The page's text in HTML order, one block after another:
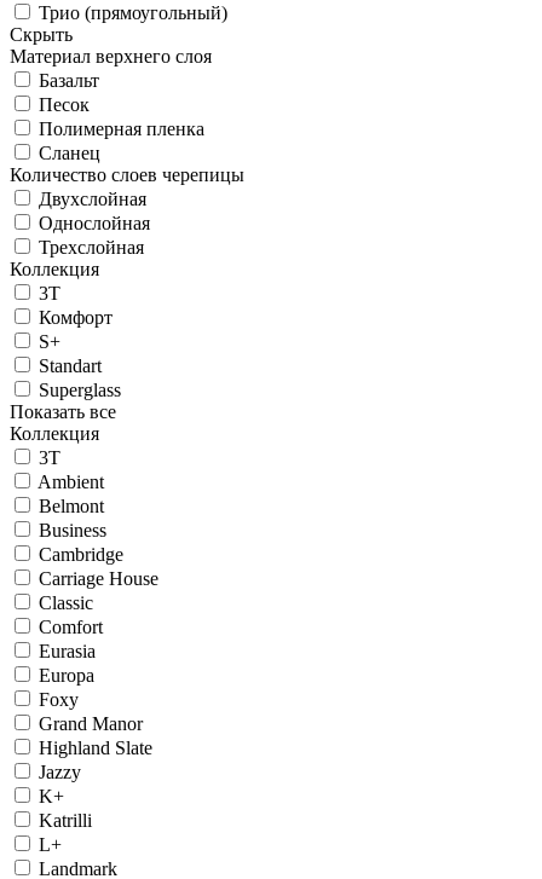
Трио (прямоугольный)
Скрыть
Материал верхнего слоя
Базальт
Песок
Полимерная пленка
Сланец
Количество слоев черепицы
Двухслойная
Однослойная
Трехслойная
Коллекция
3T
Комфорт
S+
Standart
Superglass
Показать все
Коллекция
3T
Ambient
Belmont
Business
Cambridge
Carriage House
Classic
Comfort
Eurasia
Europa
Foxy
Grand Manor
Highland Slate
Jazzy
K+
Katrilli
L+
Landmark